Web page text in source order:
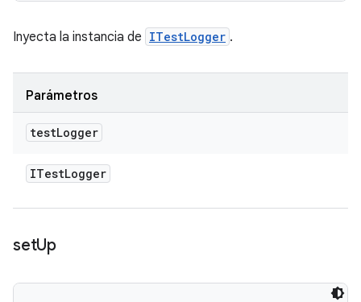
Inyecta la instancia de ITestLogger .
Parámetros
testLogger
ITestLogger
setUp